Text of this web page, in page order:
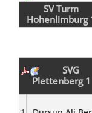
SV Turm
Hohenlimburg
SVG
Plettenberg 1